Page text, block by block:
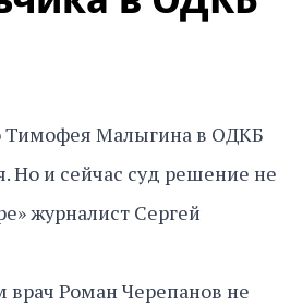
Тимофея Малыгина в ОДКБ
Но и сейчас суд решение не
журналист Сергей
Роман Черепанов не